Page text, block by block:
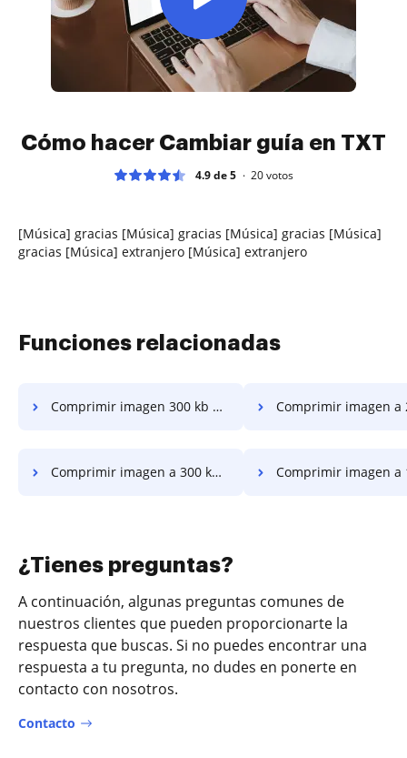
Cómo hacer Cambiar guía en TXT
4.9 de 5 20votos
[Música] gracias [Música] gracias [Música] gracias [Música]
gracias [Música] extranjero [Música] extranjero
Funciones relacionadas
Comprimir imagen 300 kb en unos pocos clics Comprimir imagen a 200 kb en unos
Comprimir imagen a 300 kb en línea en unos pocos clics Comprimir imagen a 100 kb en unos
¿Tienes preguntas?
A continuación, algunas preguntas comunes de
nuestros clientes que pueden proporcionarte la
respuesta que buscas. Si no puedes encontrar una
respuesta a tu pregunta, no dudes en ponerte en
contacto con nosotros.
Contacto